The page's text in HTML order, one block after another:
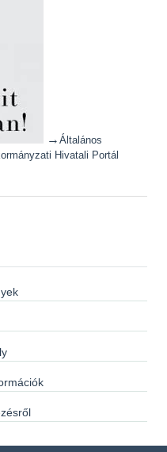
→ Általános
Hivatali Portál